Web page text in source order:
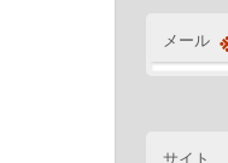
メール
サイト